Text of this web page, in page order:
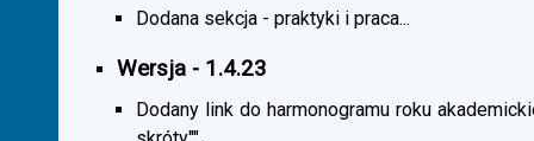
Dodana sekcja - praktyki i praca...
Wersja - 1.4.23
Dodany link do harmonogramu roku